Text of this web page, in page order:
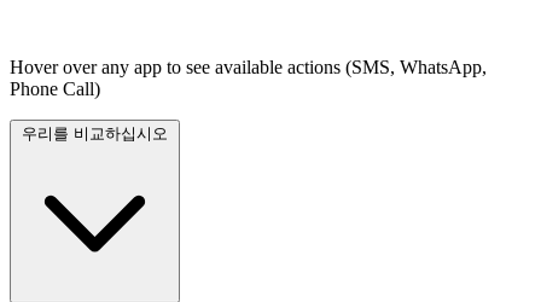
Hover over any app to see available actions (SMS, WhatsApp,
Phone Call)